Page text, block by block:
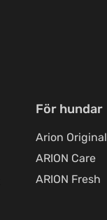
För hundar
Arion Original
ARION Care
ARION Fresh